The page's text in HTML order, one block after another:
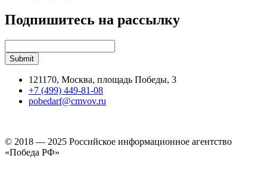
Подпишитесь на рассылку
121170, Москва, площадь Победы, 3
+7 (499) 449-81-08
pobedarf@cmvov.ru
© 2018 — 2025 Российское информационное агентство
«Победа РФ»